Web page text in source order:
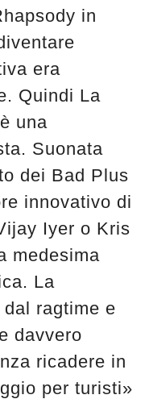
in
era
Quindi La
una
Suonata
dei Bad Plus
innovativo di
Iyer o Kris
medesima
La
ragtime e
davvero
ricadere in
per turisti»